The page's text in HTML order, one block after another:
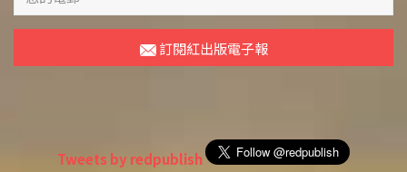
訂閱紅出版電子報
Tweets by redpublish